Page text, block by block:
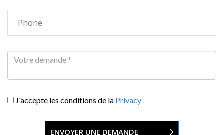
J'accepte les conditions de la Privacy